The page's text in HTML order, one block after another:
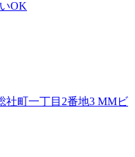
OK
社町一丁目2番地3 MMビ